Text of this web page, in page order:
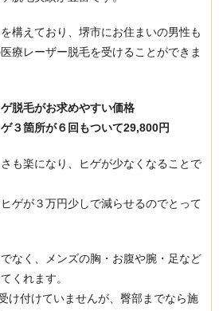
構えており、堺市にお住まいの男性も
療レーザー脱毛を受けることができま
脱毛がお求めやすい価格
３箇所が６回もついて29,800円
も楽になり、ヒゲが少なくなることで
ゲが３万円少しで減らせるのでとって
なく、メンズの胸・お腹や腕・足など
くれます。
け付けていませんが、臀部までなら施